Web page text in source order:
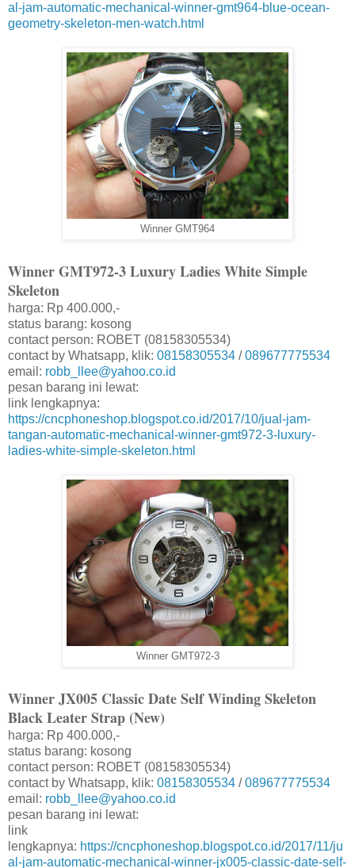
al-jam-automatic-mechanical-winner-gmt964-blue-ocean-
geometry-skeleton-men-watch.html
Winner GMT964
Winner GMT972-3 Luxury Ladies White Simple
Skeleton
harga: Rp 400.000,-
status barang: kosong
contact person: ROBET (08158305534)
contact by Whatsapp, klik: 08158305534 /089677775534
email: robb_llee@yahoo.co.id
pesan barang ini lewat:
link lengkapnya:
https://cncphoneshop.blogspot.co.id/2017/10/jual-jam-
tangan-automatic-mechanical-winner-gmt972-3-luxury-
ladies-white-simple-skeleton.html
Winner GMT972-3
Winner JX005 Classic Date Self Winding Skeleton
Black Leater Strap (New)
harga: Rp 400.000,-
status barang: kosong
contact person: ROBET (08158305534)
contact by Whatsapp, klik: 08158305534 /089677775534
email: robb_llee@yahoo.co.id
pesan barang ini lewat:
link
lengkapnya: https://cncphoneshop.blogspot.co.id/2017/11/ju
al-jam-automatic-mechanical-winner-jx005-classic-date-self-